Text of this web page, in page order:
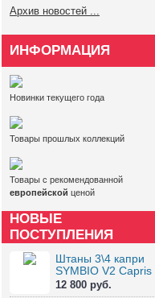
Архив новостей ...
ИНФОРМАЦИЯ
Новинки текущего года
Товары прошлых коллекций
Товары с рекомендованной
европейской ценой
НОВЫЕ
ПОСТУПЛЕНИЯ
Штаны 3\4 капри
SYMBIO V2 Capris
12 800 руб.